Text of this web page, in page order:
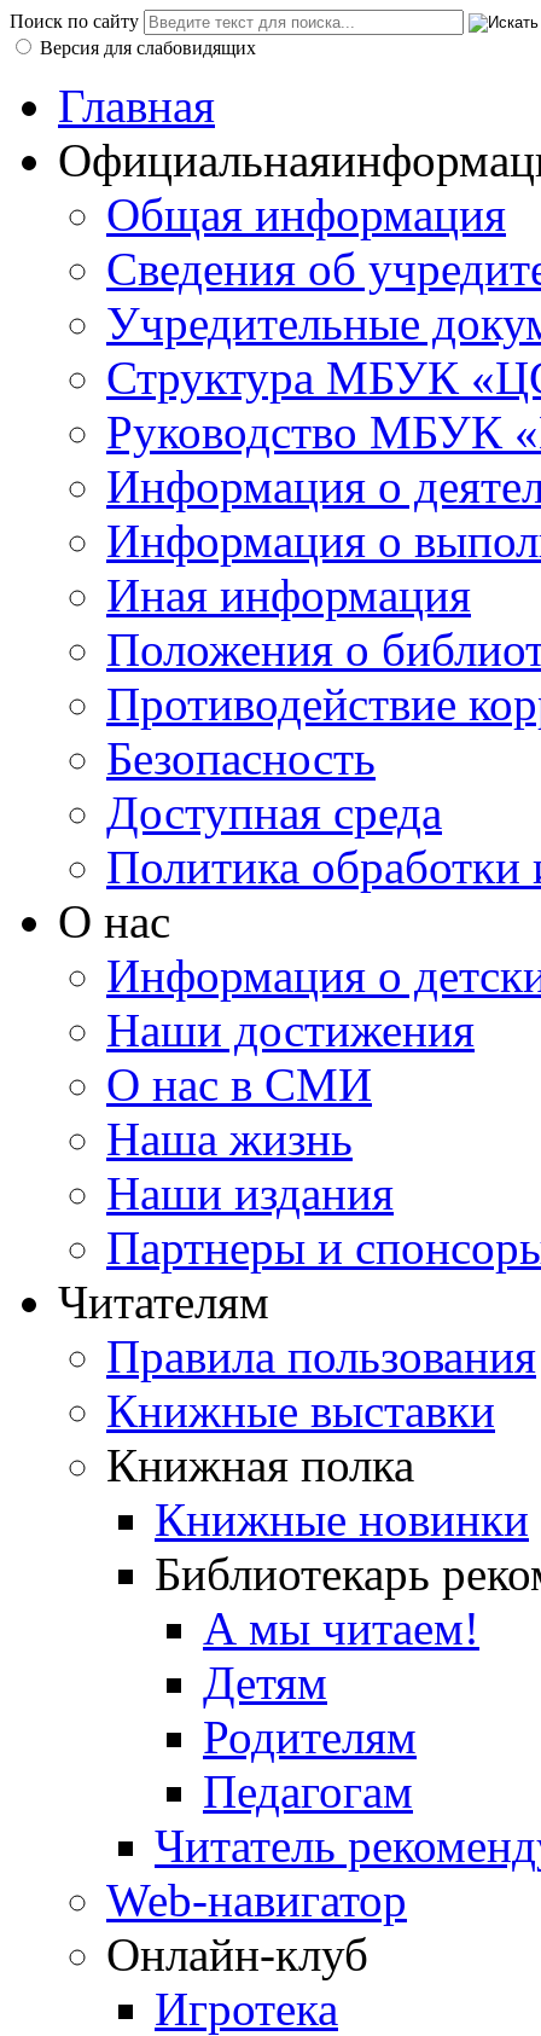
Поиск по сайту
Версия для слабовидящих
Главная
Официальная
Общая информация
Сведения об
Учредительные
Структура МБУК
Руководство МБУК
Информация о
Информация о
Иная информация
Положения о
Противодействие
Безопасность
Доступная среда
Политика
О нас
Информация о
Наши достижения
О нас в СМИ
Наша жизнь
Наши издания
Партнеры и
Читателям
Правила пользования
Книжные выставки
Книжная полка
Книжные новинки
Библиотекарь
А мы читаем!
Детям
Родителям
Педагогам
Читатель
Web-навигатор
Онлайн-клуб
Игротека